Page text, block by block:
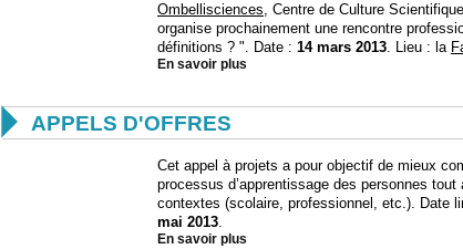
Ombellisciences, Centre de Culture
organise prochainement une rencontre
définitions ? ". Date : 14 mars 2013. Lieu : la
En savoir plus
 APPELS D'OFFRES
Cet appel à projets a pour objectif de mieux
processus d’apprentissage des personnes
contextes (scolaire, professionnel, etc.). Date
mai 2013.
En savoir plus